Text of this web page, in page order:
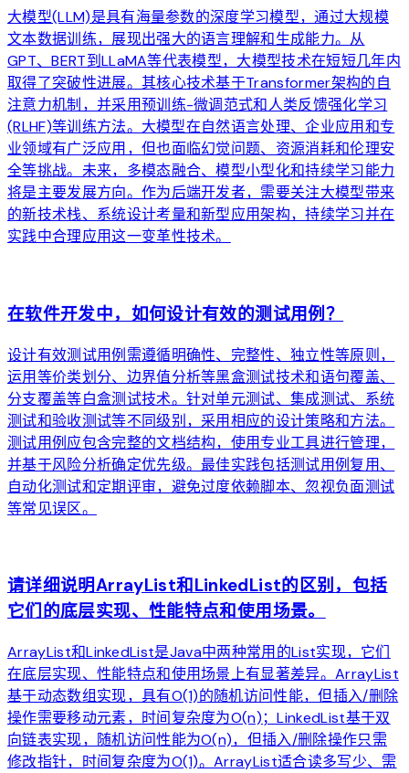
大模型(LLM)是具有海量参数的深度学习模型，通过大规模
文本数据训练，展现出强大的语言理解和生成能力。从
GPT、BERT到LLaMA等代表模型，大模型技术在短短几年内
取得了突破性进展。其核心技术基于Transformer架构的自
注意力机制，并采用预训练-微调范式和人类反馈强化学习
(RLHF)等训练方法。大模型在自然语言处理、企业应用和专
业领域有广泛应用，但也面临幻觉问题、资源消耗和伦理安
全等挑战。未来，多模态融合、模型小型化和持续学习能力
将是主要发展方向。作为后端开发者，需要关注大模型带来
的新技术栈、系统设计考量和新型应用架构，持续学习并在
实践中合理应用这一变革性技术。
在软件开发中，如何设计有效的测试用例？
设计有效测试用例需遵循明确性、完整性、独立性等原则，
运用等价类划分、边界值分析等黑盒测试技术和语句覆盖、
分支覆盖等白盒测试技术。针对单元测试、集成测试、系统
测试和验收测试等不同级别，采用相应的设计策略和方法。
测试用例应包含完整的文档结构，使用专业工具进行管理，
并基于风险分析确定优先级。最佳实践包括测试用例复用、
自动化测试和定期评审，避免过度依赖脚本、忽视负面测试
等常见误区。
请详细说明ArrayList和LinkedList的区别，包括
它们的底层实现、性能特点和使用场景。
ArrayList和LinkedList是Java中两种常用的List实现，它们
在底层实现、性能特点和使用场景上有显著差异。ArrayList
基于动态数组实现，具有O(1)的随机访问性能，但插入/删除
操作需要移动元素，时间复杂度为O(n)；LinkedList基于双
向链表实现，随机访问性能为O(n)，但插入/删除操作只需
修改指针，时间复杂度为O(1)。ArrayList适合读多写少、需